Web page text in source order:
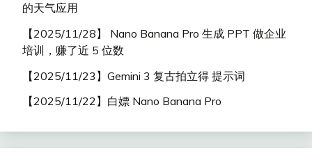
的天气应用
【2025/11/28】 Nano Banana Pro 生成 PPT 做企业
培训，赚了近 5 位数
【2025/11/23】Gemini 3 复古拍立得 提示词
【2025/11/22】白嫖 Nano Banana Pro